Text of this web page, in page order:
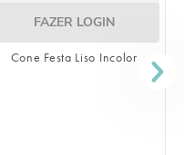
FAZER LOGIN
Saco Transparente Liso Incolor